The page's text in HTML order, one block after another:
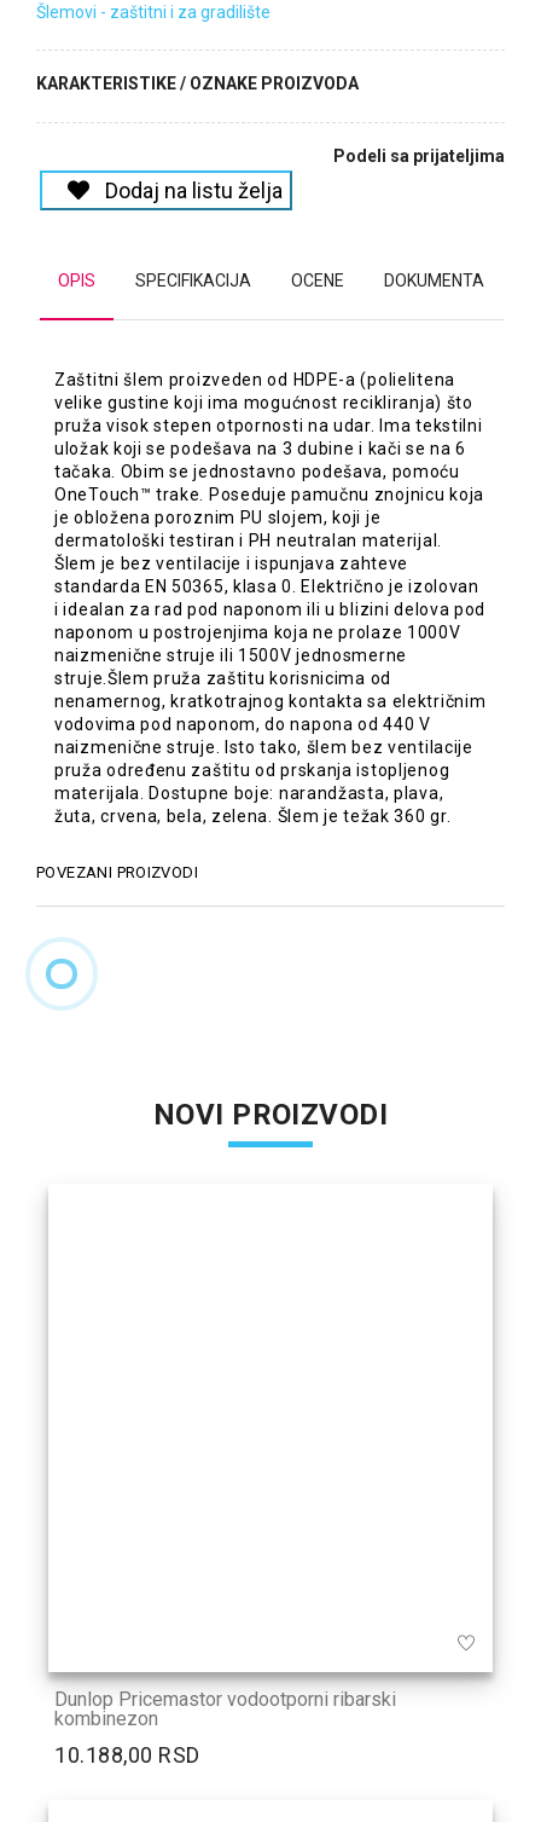
Šlemovi - zaštitni i za gradilište
KARAKTERISTIKE / OZNAKE PROIZVODA
Podeli sa prijateljima
Dodaj na listu želja
OPIS SPECIFIKACIJA OCENE DOKUMENTA
Zaštitni šlem proizveden od HDPE-a (polielitena
velike gustine koji ima mogućnost recikliranja) što
pruža visok stepen otpornosti na udar. Ima tekstilni
uložak koji se podešava na 3 dubine i kači se na 6
tačaka. Obim se jednostavno podešava, pomoću
OneTouch™ trake. Poseduje pamučnu znojnicu koja
je obložena poroznim PU slojem, koji je
dermatološki testiran i PH neutralan materijal.
Šlem je bez ventilacije i ispunjava zahteve
standarda EN 50365, klasa 0. Električno je izolovan
i idealan za rad pod naponom ili u blizini delova pod
naponom u postrojenjima koja ne prolaze 1000V
naizmenične struje ili 1500V jednosmerne
struje.Šlem pruža zaštitu korisnicima od
nenamernog, kratkotrajnog kontakta sa električnim
vodovima pod naponom, do napona od 440 V
naizmenične struje. Isto tako, šlem bez ventilacije
pruža određenu zaštitu od prskanja istopljenog
materijala. Dostupne boje: narandžasta, plava,
žuta, crvena, bela, zelena. Šlem je težak 360 gr.
POVEZANI PROIZVODI
NOVI PROIZVODI
Dunlop Pricemastor vodootporni ribarski
kombinezon
10.188,00 RSD